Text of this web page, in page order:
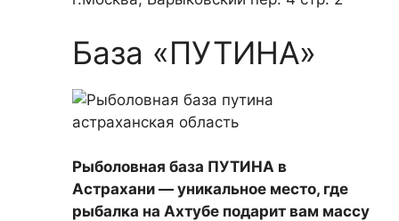
База «ПУТИНА»
Рыболовная база ПУТИНА в
Астрахани — уникальное место, где
рыбалка на Ахтубе подарит вам массу